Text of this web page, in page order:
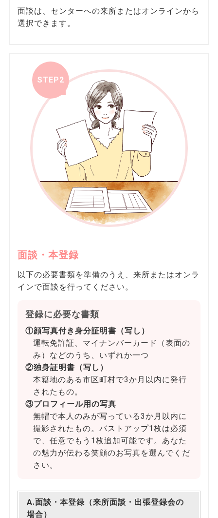
面談は、センターへの来所またはオンラインから
選択できます。
STEP2
面談・本登録
以下の必要書類を準備のうえ、来所またはオンラ
インで面談を行ってください。
登録に必要な書類
①顔写真付き身分証明書（写し）
運転免許証、マイナンバーカード（表面の
み）などのうち、いずれか一つ
②独身証明書（写し）
本籍地のある市区町村で3か月以内に発行
されたもの。
③プロフィール用の写真
無帽で本人のみが写っている3か月以内に
撮影されたもの。バストアップ1枚は必須
で、任意でもう1枚追加可能です。あなた
の魅力が伝わる笑顔のお写真を選んでくだ
さい。
A.面談・本登録（来所面談・出張登録会の
場合）